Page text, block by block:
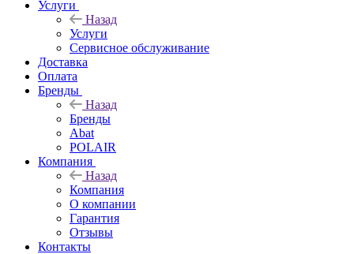
Услуги
Назад
Услуги
Сервисное обслуживание
Доставка
Оплата
Бренды
Назад
Бренды
Abat
POLAIR
Компания
Назад
Компания
О компании
Гарантия
Отзывы
Контакты